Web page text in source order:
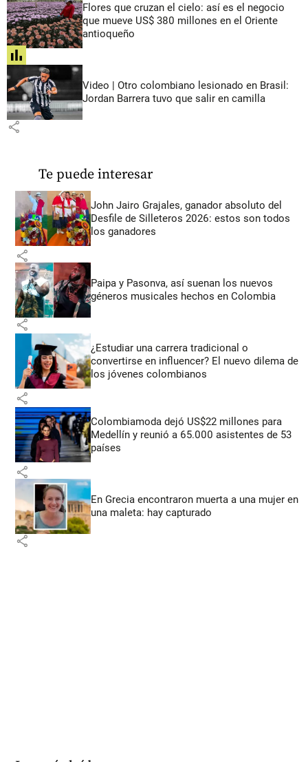
Flores que cruzan el cielo: así es el negocio
que mueve US$ 380 millones en el Oriente
antioqueño
share
Video | Otro colombiano lesionado en Brasil:
Jordan Barrera tuvo que salir en camilla
share
Te puede interesar
John Jairo Grajales, ganador absoluto del
Desfile de Silleteros 2026: estos son todos
los ganadores
share
Paipa y Pasonva, así suenan los nuevos
géneros musicales hechos en Colombia
share
¿Estudiar una carrera tradicional o
convertirse en influencer? El nuevo dilema de
los jóvenes colombianos
share
Colombiamoda dejó US$22 millones para
Medellín y reunió a 65.000 asistentes de 53
países
share
En Grecia encontraron muerta a una mujer en
una maleta: hay capturado
share